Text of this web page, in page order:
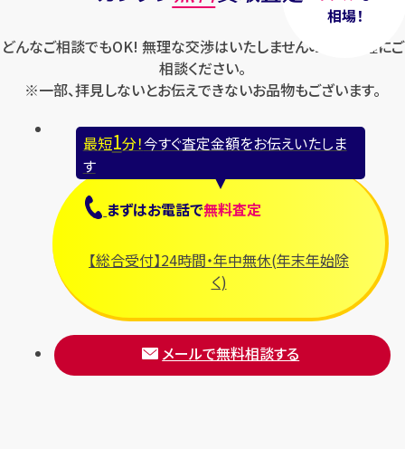
相場！
どんなご相談でもOK! 無理な交渉はいたしませんのでお気軽にご
相談ください。
※一部、拝見しないとお伝えできないお品物もございます。
最短1分！今すぐ査定金額をお伝えいたしま
す
まずはお電話で無料査定
【総合受付】24時間・年中無休(年末年始除
く)
メールで無料相談する